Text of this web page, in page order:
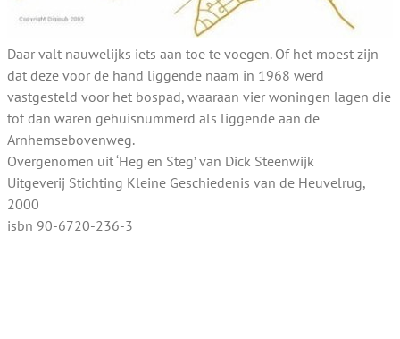
Daar valt nauwelijks iets aan toe te voegen. Of het moest zijn
dat deze voor de hand liggende naam in 1968 werd
vastgesteld voor het bospad, waaraan vier woningen lagen die
tot dan waren gehuisnummerd als liggende aan de
Arnhemsebovenweg.
Overgenomen uit ‘Heg en Steg’ van Dick Steenwijk
Uitgeverij Stichting Kleine Geschiedenis van de Heuvelrug,
2000
isbn 90-6720-236-3